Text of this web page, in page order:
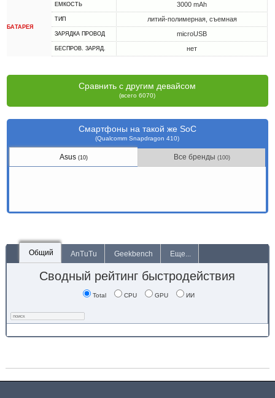
БАТАРЕЯ
ЕМКОСТЬ 3000 mAh
ТИП литий-полимерная, съемная
ЗАРЯДКА ПРОВОД microUSB
БЕСПРОВ. ЗАРЯД. нет
Сравнить с другим девайсом
(всего 6070)
Смартфоны на такой же SoC
(Qualcomm Snapdragon 410)
Asus(10) Все бренды (100)
Общий AnTuTu Geekbench Еще...
Сводный рейтинг быстродействия
Total CPU GPU ИИ